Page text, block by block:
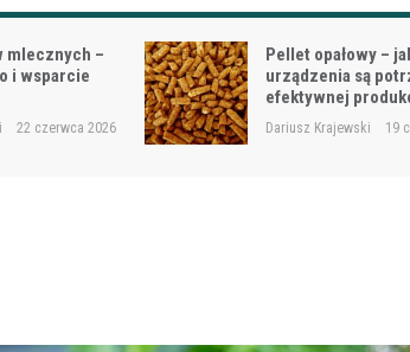
– jakie
do
19 czerwca 2026
Jak dobrać moc
wielkości
rodzaju prac?
Dariusz Krajewski 18